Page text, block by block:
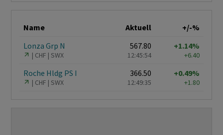
Name Aktuell
+/-%
Lonza Grp N
CHF SWX
567.80
12:45:54
+1.14%
+6.40
Roche Hldg PS I
CHF SWX
366.50
12:49:35
+0.49%
+1.80